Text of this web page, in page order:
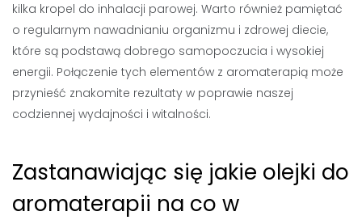
kilka kropel do inhalacji parowej. Warto również pamiętać
o regularnym nawadnianiu organizmu i zdrowej diecie,
które są podstawą dobrego samopoczucia i wysokiej
energii. Połączenie tych elementów z aromaterapią może
przynieść znakomite rezultaty w poprawie naszej
codziennej wydajności i witalności.
Zastanawiając się jakie olejki do
aromaterapii na co w